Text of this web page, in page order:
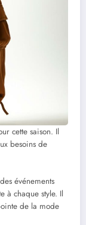
cette saison. Il
besoins de
événements
à chaque style. Il
de la mode